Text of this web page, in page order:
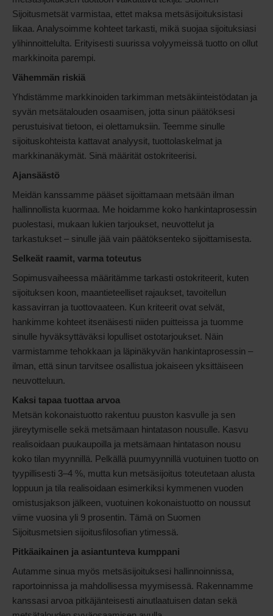
Sijoitusmetsät varmistaa, ettet maksa metsäsijoituksistasi
liikaa. Analysoimme kohteet tarkasti, mikä suojaa sijoituksiasi
ylihinnoittelulta. Erityisesti suurissa volyymeissä tuotto on ollut
markkinoita parempi.
Vähemmän riskiä
Yhdistämme markkinoiden tarkimman metsäkiinteistödatan ja
syvän metsätalouden osaamisen, jotta sinun päätöksesi
perustuisivat tietoon, ei olettamuksiin. Teemme sinulle
sijoituskohteista kattavat analyysit, tuottolaskelmat ja
markkinanäkymät. Sinä määrität ostokriteerisi.
Ajansäästö
Meidän kanssamme pääset sijoittamaan metsään ilman
hallinnollista kuormaa. Me hoidamme koko hankintaprosessin
puolestasi, mukaan lukien tarjoukset, neuvottelut ja
tarkastukset – sinulle jää vain päätöksenteko sijoittamisesta.
Selkeät raamit, varma toteutus
Sopimusvaiheessa määritämme tarkasti ostokriteerit, kuten
sijoituksen koon, maantieteelliset rajaukset, tavoitellun
kassavirran ja tuottovaateen. Kun kriteerit ovat selvät,
hankimme kohteet itsenäisesti niiden puitteissa ja tuomme
sinulle hyväksyttäväksi lopulliset ostotarjoukset. Näin
varmistamme tehokkaan ja läpinäkyvän hankintaprosessin –
ilman, että sinun tarvitsee osallistua jokaiseen yksittäiseen
neuvotteluun.
Kaksi tapaa tuottaa arvoa
Metsän kokonaistuotto rakentuu puuston kasvulle ja sen
järeytymiselle sekä metsämaan hintatason nousulle. Kasvu
realisoidaan puukaupoilla ja metsämaan hintatason nousu
koko tilan myynnillä. Pelkällä puumyynnillä vuotuinen tuotto on
tyypillisesti 3–4 %, mutta kun metsäsijoitus toteutetaan alusta
loppuun ja tila realisoidaan esimerkiksi kymmenen vuoden
omistusjakson jälkeen, vuotuinen kokonaistuotto on noussut
viime vuosina yli 9 prosentin. Tämä on Suomen
Sijoitusmetsien sijoitusfilosofian ytimessä.
Pitkäaikainen ja asiantunteva kumppani
Autamme sinua myös metsäsijoituksesi hallinnoinnissa,
raportoinnissa ja mahdollisessa myymisessä. Rakennamme
kanssasi arvoa pitkäjänteisesti ainutlaatuisen datan sekä